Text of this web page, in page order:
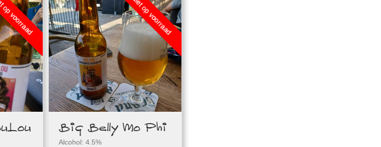
voorraad Niet op voorraad
Big Belly Mo Phi
Alcohol: 4.5%